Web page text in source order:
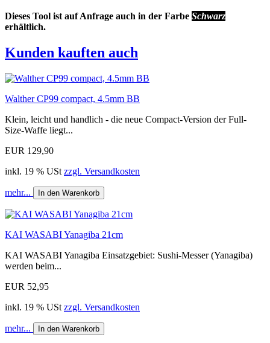
Dieses Tool ist auf Anfrage auch in der Farbe Schwarz
erhältlich.
Kunden kauften auch
Walther CP99 compact, 4.5mm BB
Klein, leicht und handlich - die neue Compact-Version der Full-
Size-Waffe liegt...
EUR 129,90
inkl. 19 % USt zzgl. Versandkosten
mehr... In den Warenkorb
KAI WASABI Yanagiba 21cm
KAI WASABI Yanagiba Einsatzgebiet: Sushi-Messer (Yanagiba)
werden beim...
EUR 52,95
inkl. 19 % USt zzgl. Versandkosten
mehr... In den Warenkorb